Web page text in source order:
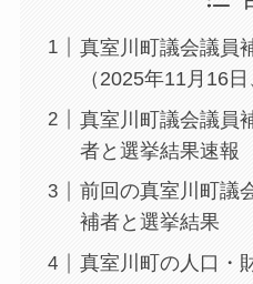
真室川町議会議員
（2025年11月16日
真室川町議会議員
者と選挙結果速報
前回の真室川町議
補者と選挙結果
真室川町の人口・